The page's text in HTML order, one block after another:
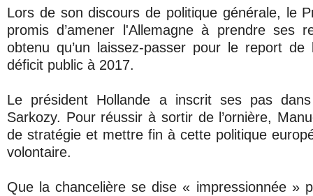
Lors de son discours de politique générale, le
promis d’amener l'Allemagne à prendre ses
obtenu qu’un laissez-passer pour le report de
déficit public à 2017.
Le président Hollande a inscrit ses pas
Sarkozy. Pour réussir à sortir de l’ornière,
de stratégie et mettre fin à cette politique
volontaire.
Que la chancelière se dise « impressionnée »